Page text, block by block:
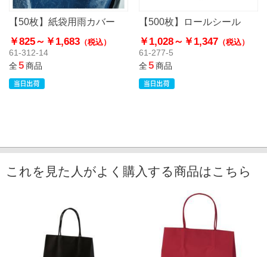
【50枚】紙袋用雨カバー
￥825～ ￥1,683 （税込）
61-312-14
全5商品
【500枚】ロールシール
￥1,028～ ￥1,347 （税込）
61-277-5
全5商品
これを見た人がよく購入する商品はこちら